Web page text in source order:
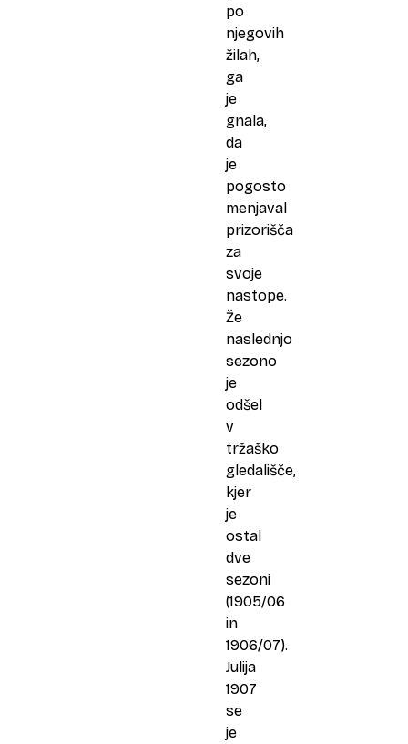
po
njegovih
žilah,
ga
je
gnala,
da
je
pogosto
menjaval
prizorišča
za
svoje
nastope.
Že
naslednjo
sezono
je
odšel
v
tržaško
gledališče,
kjer
je
ostal
dve
sezoni
(1905/06
in
1906/07).
Julija
1907
se
je